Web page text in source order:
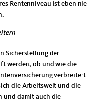
Rentenniveau ist eben nie
Sicherstellung der
werden, ob und wie die
verbreitert
die Arbeitswelt und die
und damit auch die